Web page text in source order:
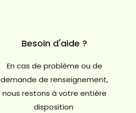
Besoin d'aide ?
En cas de problème ou de
demande de renseignement,
nous restons à votre entière
disposition